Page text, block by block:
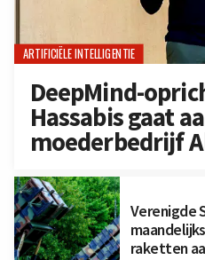
ARTIFICIËLE INTELLIGENTIE
DeepMind-
Hassabis gaat
moederbedrijf
Verenigde
raketten